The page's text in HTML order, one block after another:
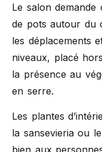
Le salon
de pots autour du
les déplacements
niveaux, placé
la présence au
en serre.
Les plantes
la sansevieria ou